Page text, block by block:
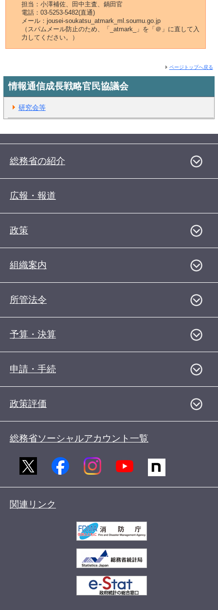
担当：小澤補佐、田中主査、鍋田官
電話：03-5253-5482(直通)
メール：jousei-soukatsu_atmark_ml.soumu.go.jp
（スパムメール防止のため、「_atmark_」を「＠」に直して入
力してください。）
ページトップへ戻る
情報通信成長戦略官民協議会
研究会等
総務省の紹介
広報・報道
政策
組織案内
所管法令
予算・決算
申請・手続
政策評価
総務省ソーシャルアカウント一覧
関連リンク